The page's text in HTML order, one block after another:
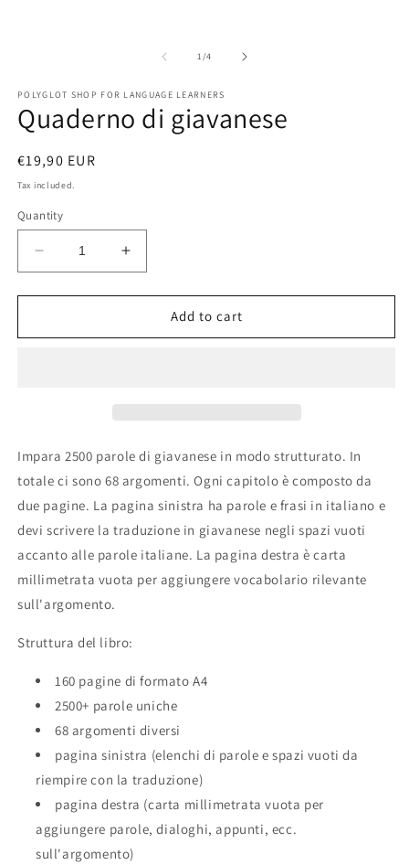
1/of
4
POLYGLOT SHOP FOR LANGUAGE LEARNERS
Quaderno di giavanese
Regular
price
€19,90 EUR
Tax included.
Quantity
Decrease
quantity
for
di
Increase
quantity
for
Quaderno
di
Add to cart
Impara 2500 parole di giavanese in modo strutturato. In
totale ci sono 68 argomenti. Ogni capitolo è composto da
due pagine. La pagina sinistra ha parole e frasi in italiano e
devi scrivere la traduzione in giavanese negli spazi vuoti
accanto alle parole italiane. La pagina destra è carta
millimetrata vuota per aggiungere vocabolario rilevante
sull'argomento.
Struttura del libro:
160 pagine di formato A4
2500+ parole uniche
68 argomenti diversi
pagina sinistra (elenchi di parole e spazi vuoti da
riempire con la traduzione)
pagina destra (carta millimetrata vuota per
aggiungere parole, dialoghi, appunti, ecc.
sull'argomento)